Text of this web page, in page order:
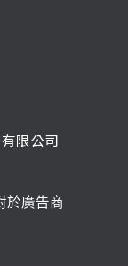
限公司
於廣告商